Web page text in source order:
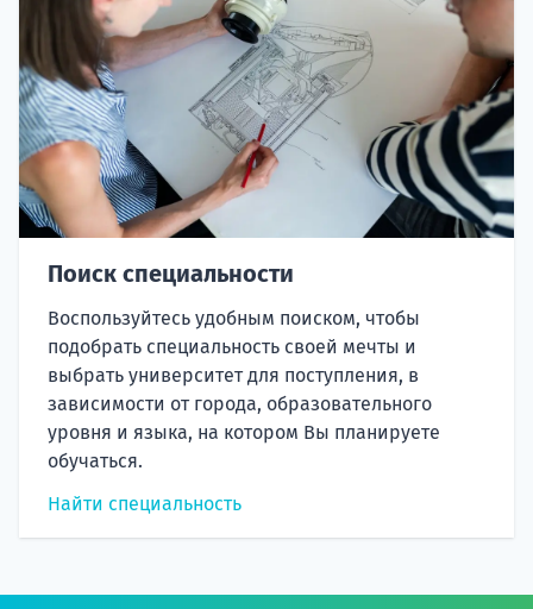
Поиск специальности
Воспользуйтесь удобным поиском, чтобы
подобрать специальность своей мечты и
выбрать университет для поступления, в
зависимости от города, образовательного
уровня и языка, на котором Вы планируете
обучаться.
Найти специальность